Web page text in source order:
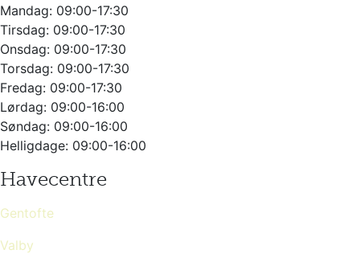
Mandag: 09:00-17:30
Tirsdag: 09:00-17:30
Onsdag: 09:00-17:30
Torsdag: 09:00-17:30
Fredag: 09:00-17:30
Lørdag: 09:00-16:00
Søndag: 09:00-16:00
Helligdage: 09:00-16:00
Havecentre
Gentofte
Valby